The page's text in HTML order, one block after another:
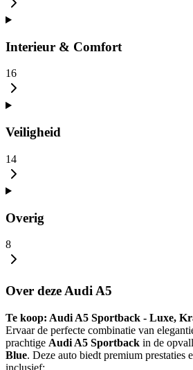
Interieur & Comfort
16
Veiligheid
14
Overig
8
Over deze Audi A5
Te koop: Audi A5 Sportback - Luxe,
Ervaar de perfecte combinatie van
prachtige Audi A5 Sportback in de
Blue. Deze auto biedt premium prestaties
inclusief: